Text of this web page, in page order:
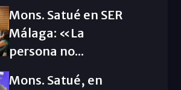
Mons. Satué en SER
Málaga: «La
persona no...
Mons. Satué, en